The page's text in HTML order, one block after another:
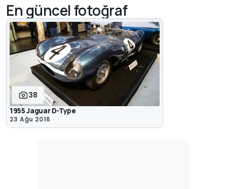
En güncel fotoğraf
38
1955 Jaguar D-Type
23 Ağu 2016